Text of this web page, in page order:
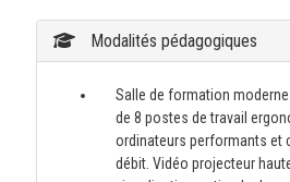
Modalités pédagogiques
Salle de formation
de 8 postes de travail
ordinateurs performants et
débit. Vidéo projecteur